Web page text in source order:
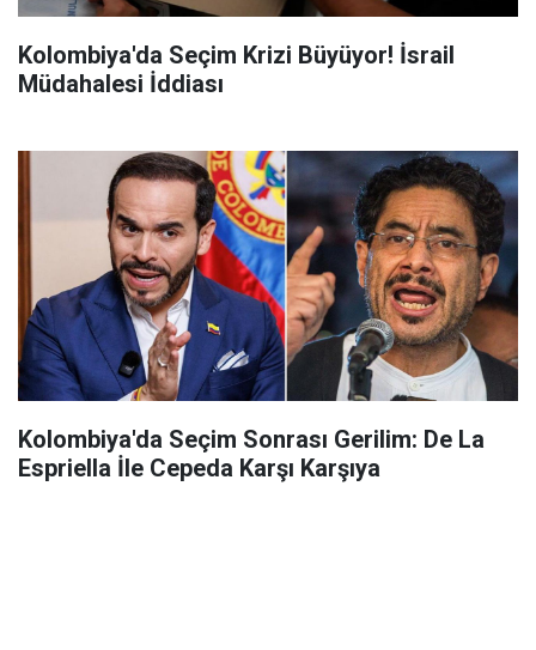
Kolombiya'da Seçim Krizi Büyüyor! İsrail
Müdahalesi İddiası
Kolombiya'da Seçim Sonrası Gerilim: De La
Espriella İle Cepeda Karşı Karşıya